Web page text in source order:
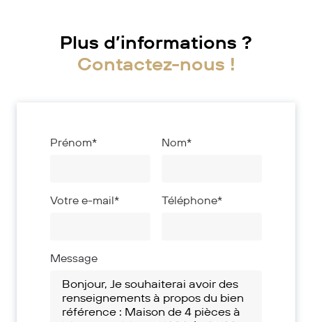
Plus d’informations ?
Contactez-nous !
Prénom* Nom*
Votre e-mail* Téléphone*
Message